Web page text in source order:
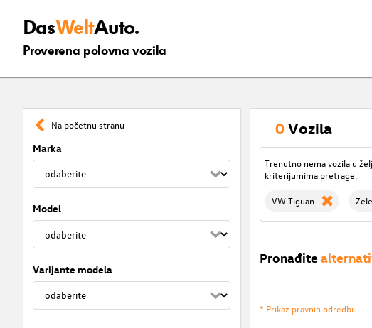
DasWeltAuto.
Proverena polovna vozila
Na početnu stranu
Marka
Model
Varijante modela
0Vozila
Trenutno nema vozila u
kriterijumima pretrage:
VW Tiguan
Pronađite
* Prikaz pravnih odredbi